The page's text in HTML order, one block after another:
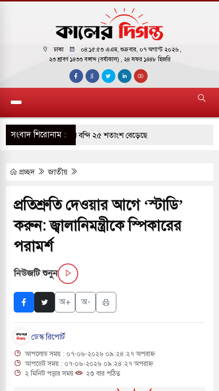
ঢাকা ০৪:১৫:৫৪ এএম, শুক্রবার, ০৭ অগাস্ট ২০২৬ ,
২৩ শ্রাবণ ১৪৩৩ বঙ্গাব্দ (বর্ষাকাল) , ২৪ সফর ১৪৪৮ হিজরি
সংবাদ শিরোনাম :
দক্ষিণ কোরিয়ার বন্দি ২৫ শতাংশ বেড়েছে
জুমার বয়ান ও নামাজ পড়াবেন দেওবন্দের
ছাড়লেন জনপ্রিয় ভারতীয় সাংবাদিক ময়ূখ রঞ্জন
অ্যারেস্ট আবেদন, বরগুনার এসআইয়ের বিরুদ্ধে
জাদুঘর নতুন বাংলাদেশের পথচলার কেন্দ্র হবে: ড.
বিভিন্ন খাতে সৌদির বিনিয়োগের আহবান প্রধানমন্ত্রীর
প্রচ্ছদ জাতীয়
প্রতিশ্রুতি দেওয়ার আগে ‘স্টাডি’
করুন: জ্বালানিমন্ত্রীকে স্পিকারের
পরামর্শ
নিউজটি শুনুন
অ+ অ-
ডেস্ক রিপোর্ট
আপলোড সময় : ০৭-০৬-২০২৬ ০৯:২৪:২৭ অপরাহ্ন
আপডেট সময় : ০৭-০৬-২০২৬ ০৯:২৪:২৭ অপরাহ্ন
২ মিনিট পড়ার সময়
২৩ বার পঠিত